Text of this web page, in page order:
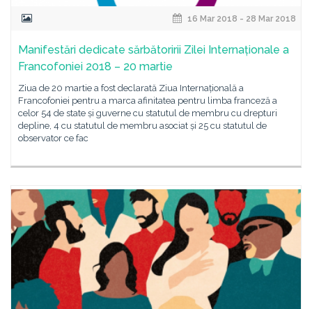
16 Mar 2018 - 28 Mar 2018
Manifestări dedicate sărbătoririi Zilei Internaționale a
Francofoniei 2018 – 20 martie
Ziua de 20 martie a fost declarată Ziua Internațională a
Francofoniei pentru a marca afinitatea pentru limba franceză a
celor 54 de state și guverne cu statutul de membru cu drepturi
depline, 4 cu statutul de membru asociat și 25 cu statutul de
observator ce fac